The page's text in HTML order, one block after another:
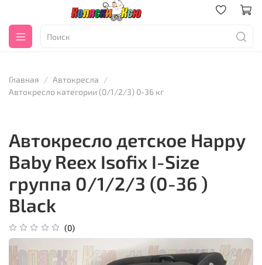
Главная
Автокресла
Автокресло категории (0/1/2/3) 0-36 кг
Автокресло детское Happy
Baby Reex Isofix I-Size
группа 0/1/2/3 (0-36 )
Black
(0)